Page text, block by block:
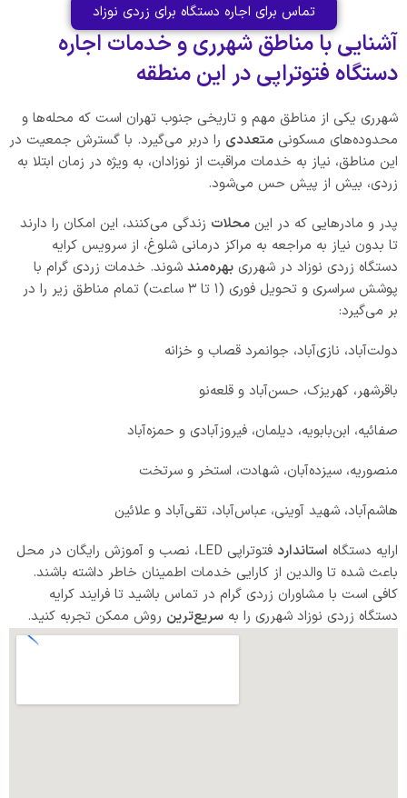
تماس برای اجاره دستگاه برای زردی نوزاد
آشنایی با مناطق شهرری و خدمات اجاره
دستگاه فتوتراپی در این منطقه
شهرری یکی از مناطق مهم و تاریخی جنوب تهران است که محله‌ها و
محدوده‌های مسکونی متعددی را دربر می‌گیرد. با گسترش جمعیت در
این مناطق، نیاز به خدمات مراقبت از نوزادان، به ویژه در زمان ابتلا به
زردی، بیش از پیش حس می‌شود.
پدر و مادرهایی که در این محلات زندگی می‌کنند، این امکان را دارند
تا بدون نیاز به مراجعه به مراکز درمانی شلوغ، از سرویس کرایه
دستگاه زردی نوزاد در شهرری بهره‌مند شوند. خدمات زردی گرام با
پوشش سراسری و تحویل فوری (۱ تا ۳ ساعت) تمام مناطق زیر را در
بر می‌گیرد:
دولت‌آباد، نازی‌آباد، جوانمرد قصاب و خزانه
باقرشهر، کهریزک، حسن‌آباد و قلعه‌نو
صفائیه، ابن‌بابویه، دیلمان، فیروزآبادی و حمزه‌آباد
منصوریه، سیزده‌آبان، شهادت، استخر و سرتخت
هاشم‌آباد، شهید آوینی، عباس‌آباد، تقی‌آباد و علائین
ارایه دستگاه استاندارد
فتوتراپی LED، نصب و آموزش رایگان در محل
باعث شده تا والدین از کارایی خدمات اطمینان خاطر داشته باشند.
کافی است با مشاوران زردی گرام در تماس باشید تا فرایند کرایه
دستگاه زردی نوزاد شهرری را به سریع‌ترین روش ممکن تجربه کنید.